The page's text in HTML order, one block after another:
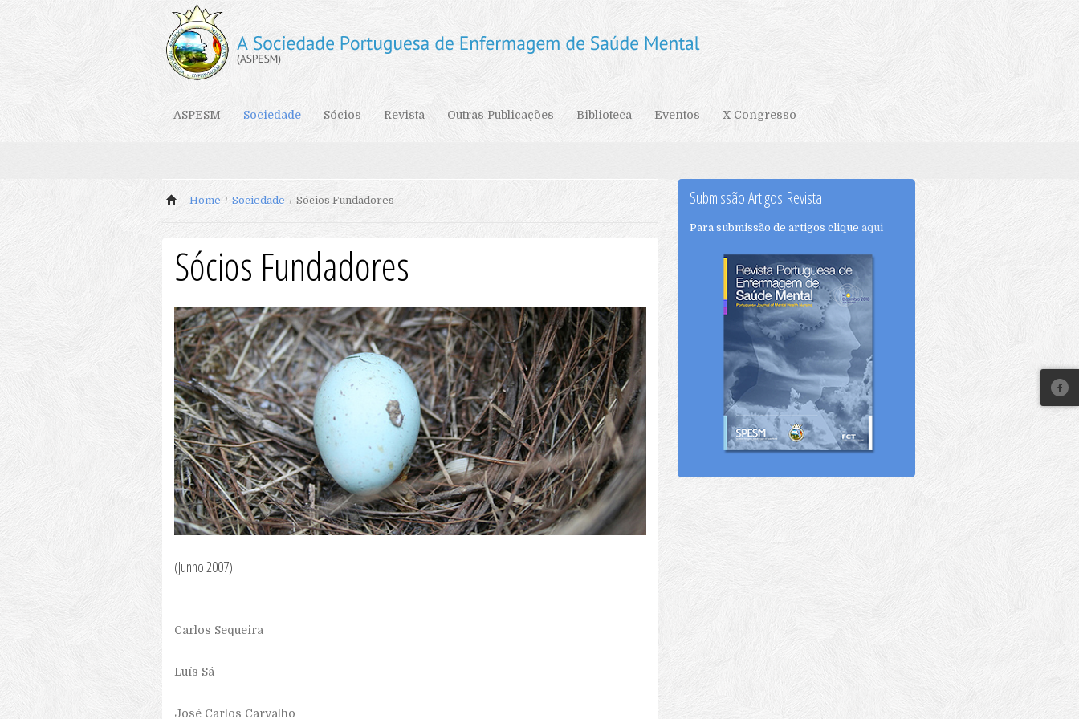
ASPESM Sociedade Sócios Revista Outras Publicações Biblioteca Eventos X Congresso
Home / Sociedade / Sócios Fundadores
Sócios Fundadores
(Junho 2007)
Carlos Sequeira
Luís Sá
José Carlos Carvalho
Submissão Artigos Revista
Para submissão de artigos cliqueaqui